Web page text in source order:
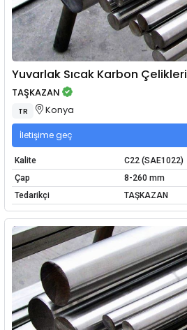
Yuvarlak Sıcak Karbon Çelikleri
TAŞKAZAN
TR Konya
İletişime geç
Kalite
C22 (SAE1022)
Çap
8-260 mm
Tedarikçi
TAŞKAZAN